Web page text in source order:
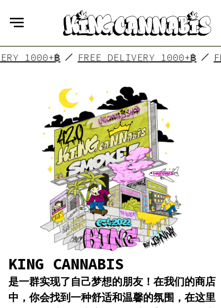
DELIVERY 1000+฿ FREE DELIVERY
KING CANNABIS
是一群实现了自己梦想的朋友！在我们的商店
中，你会找到一种舒适和温馨的氛围，在这里
你不仅可以购买大麻，还可以在美好的人群中
度过你的夜晚，聊聊关于大麻的问题，获取答
案，或者只是拿着游戏手柄躺在沙发上。